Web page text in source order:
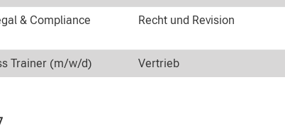
& Compliance
Recht und Revision
Trainer (m/w/d) Vertrieb